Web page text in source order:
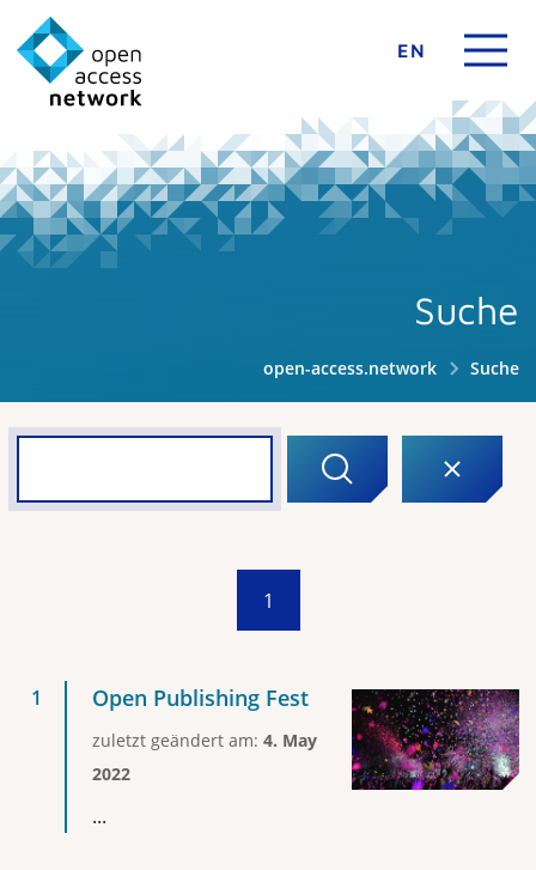
EN
Suche
open-access.network Suche
1
Open Publishing Fest
zuletzt geändert am: 4. May
2022
...